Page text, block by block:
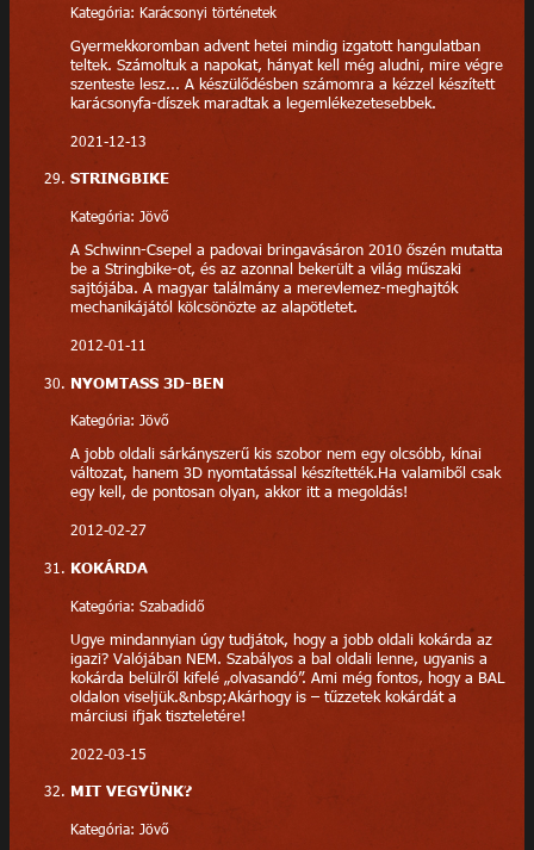
Kategória: Karácsonyi történetek
Gyermekkoromban advent hetei mindig izgatott hangulatban
teltek. Számoltuk a napokat, hányat kell még aludni, mire végre
szenteste lesz... A készülődésben számomra a kézzel készített
karácsonyfa-díszek maradtak a legemlékezetesebbek.
2021-12-13
STRINGBIKE
Kategória: Jövő
A Schwinn-Csepel a padovai bringavásáron 2010 őszén mutatta
be a Stringbike-ot, és az azonnal bekerült a világ műszaki
sajtójába. A magyar találmány a merevlemez-meghajtók
mechanikájától kölcsönözte az alapötletet.
2012-01-11
NYOMTASS 3D-BEN
Kategória: Jövő
A jobb oldali sárkányszerű kis szobor nem egy olcsóbb, kínai
változat, hanem 3D nyomtatással készítették.Ha valamiből csak
egy kell, de pontosan olyan, akkor itt a megoldás!
2012-02-27
KOKÁRDA
Kategória: Szabadidő
Ugye mindannyian úgy tudjátok, hogy a jobb oldali kokárda az
igazi? Valójában NEM. Szabályos a bal oldali lenne, ugyanis a
kokárda belülről kifelé „olvasandó”. Ami még fontos, hogy a BAL
oldalon viseljük.&nbsp;Akárhogy is – tűzzetek kokárdát a
márciusi ifjak tiszteletére!
2022-03-15
MIT VEGYÜNK?
Kategória: Jövő